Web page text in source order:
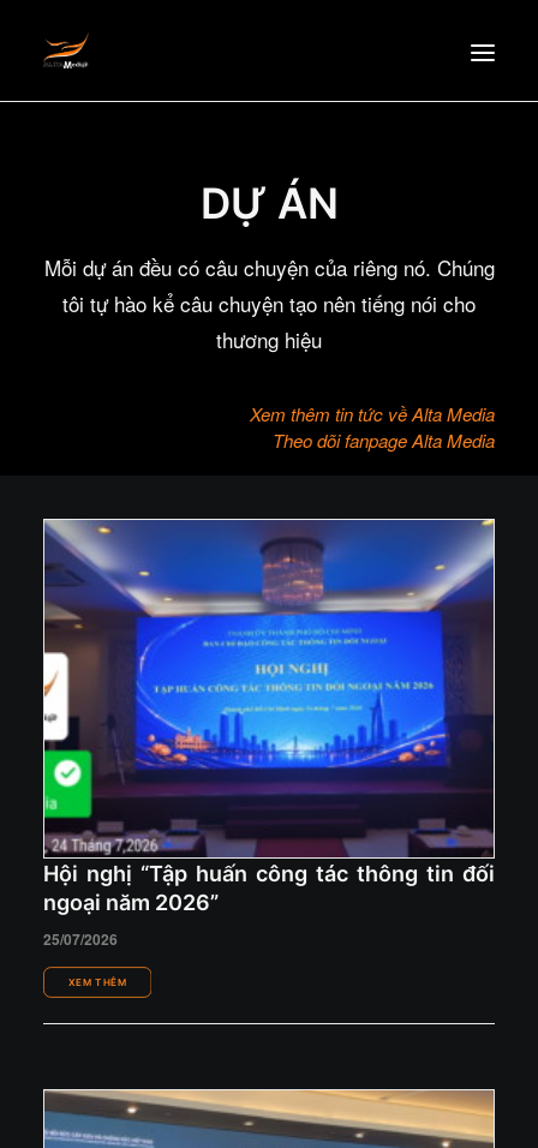
SẢN PHẨM
ĐỐI TÁC
DỰ ÁN
Mỗi dự án đều có câu chuyện của riêng nó. Chúng
tôi tự hào kể câu chuyện tạo nên tiếng nói cho
thương hiệu
Xem thêm tin tức về Alta Media
Theo dõi fanpage Alta Media
Hội nghị “Tập huấn công tác thông tin đối
ngoại năm 2026”
25/07/2026